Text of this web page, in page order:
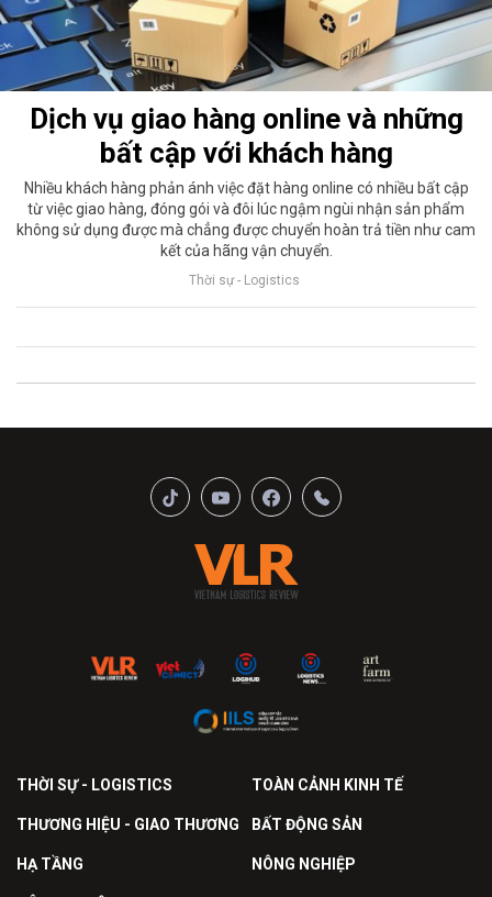
Dịch vụ giao hàng online và những
bất cập với khách hàng
Nhiều khách hàng phản ánh việc đặt hàng online có nhiều bất cập
từ việc giao hàng, đóng gói và đôi lúc ngậm ngùi nhận sản phẩm
không sử dụng được mà chẳng được chuyển hoàn trả tiền như cam
kết của hãng vận chuyển.
Thời sự - Logistics
THỜI SỰ - LOGISTICS TOÀN CẢNH KINH TẾ
THƯƠNG HIỆU - GIAO THƯƠNG BẤT ĐỘNG SẢN
HẠ TẦNG NÔNG NGHIỆP